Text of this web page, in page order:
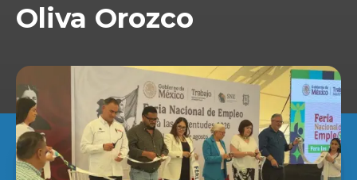
Oliva Orozco